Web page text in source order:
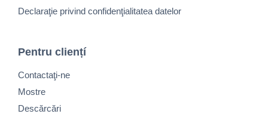
Declaraţie privind confidenţialitatea datelor
Pentru cliențí
Contactaţi-ne
Mostre
Descărcări